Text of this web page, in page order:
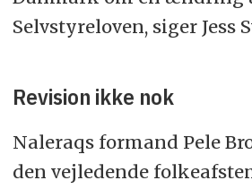
Selvstyreloven, siger Jess
Revision ikke nok
Naleraqs formand Pele
den vejledende